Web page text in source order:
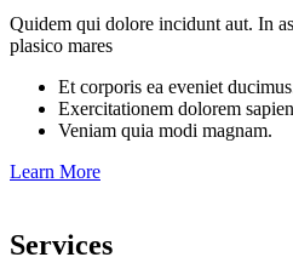
Quidem qui dolore incidunt aut. In
plasico mares
Et corporis ea eveniet
Exercitationem dolorem
Veniam quia modi magnam.
Learn More
Services